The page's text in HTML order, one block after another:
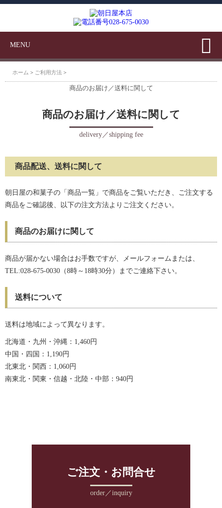
MENU
ホーム > ご利用方法 >
商品のお届け／送料に関して
商品のお届け／送料に関して
delivery／shipping fee
商品配送、送料に関して
朝日屋の和菓子の「商品一覧」で商品をご覧いただき、ご注文する
商品をご確認後、以下の注文方法よりご注文ください。
商品のお届けに関して
商品が届かない場合はお手数ですが、メールフォームまたは、
TEL:028-675-0030（8時～18時30分）までご連絡下さい。
送料について
送料は地域によって異なります。
北海道・九州・沖縄：1,460円
中国・四国：1,190円
北東北・関西：1,060円
南東北・関東・信越・北陸・中部：940円
ご注文・お問合せ
order／inquiry